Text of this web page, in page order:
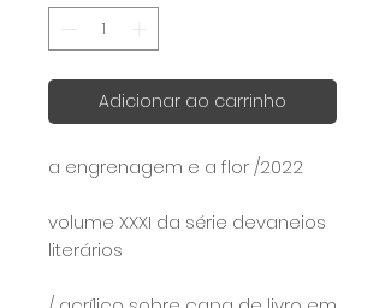
Adicionar ao carrinho
a engrenagem e a flor /2022
volume XXXI da série devaneios
literários